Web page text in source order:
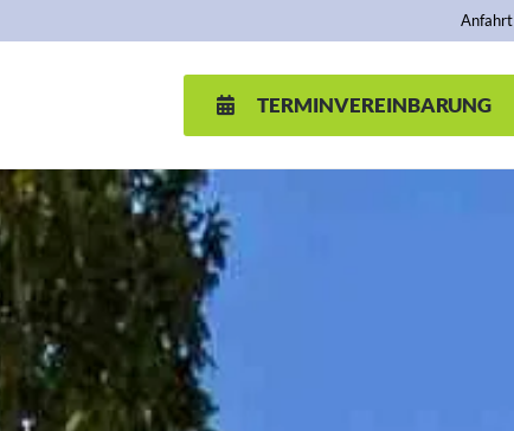
Anfahrt
TERMINVEREINBARUNG